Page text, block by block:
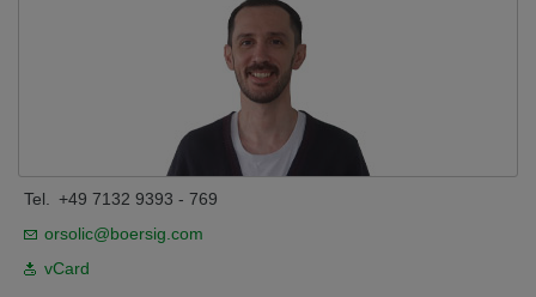
Tel.
+49 7132 9393 - 769
orsolic@boersig.com
vCard